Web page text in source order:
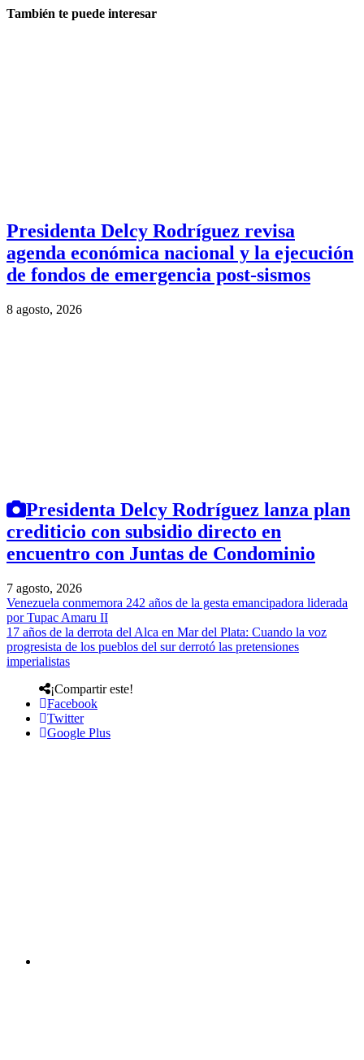
También te puede interesar
Presidenta Delcy Rodríguez revisa
agenda económica nacional y la ejecución
de fondos de emergencia post-sismos
8 agosto, 2026
Presidenta Delcy Rodríguez lanza plan
crediticio con subsidio directo en
encuentro con Juntas de Condominio
7 agosto, 2026
Venezuela conmemora 242 años de la gesta emancipadora liderada
por Tupac Amaru II
17 años de la derrota del Alca en Mar del Plata: Cuando la voz
progresista de los pueblos del sur derrotó las pretensiones
imperialistas
¡Compartir este!
Facebook
Twitter
Google Plus